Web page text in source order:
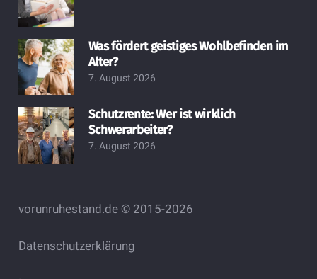
Was fördert geistiges Wohlbefinden im
Alter?
7. August 2026
Schutzrente: Wer ist wirklich
Schwerarbeiter?
7. August 2026
vorunruhestand.de © 2015-2026
Datenschutzerklärung